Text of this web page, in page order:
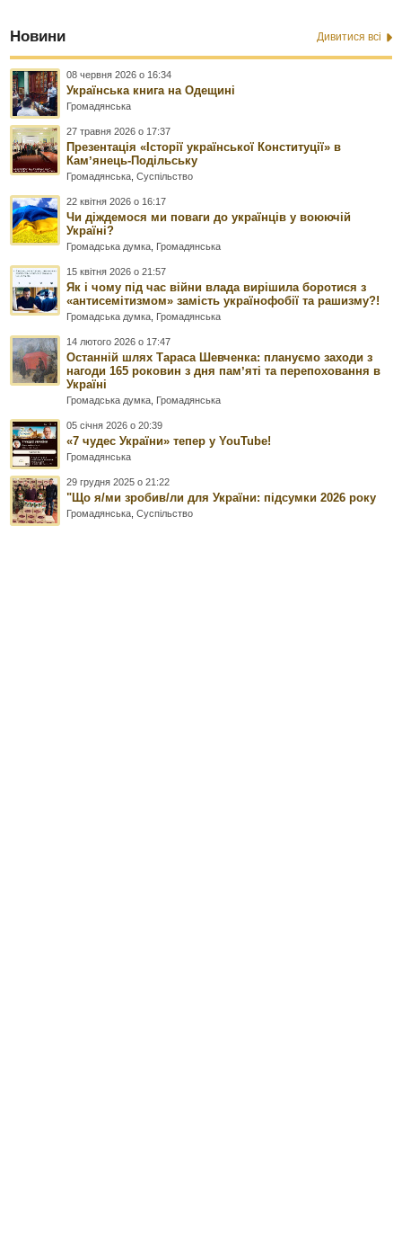
Новини Дивитися всі
08 червня 2026 о 16:34
Українська книга на Одещині
Громадянська
27 травня 2026 о 17:37
Презентація «Історії української Конституції» в
Камʼянець-Подільську
Громадянська ,Суспільство
22 квітня 2026 о 16:17
Чи діждемося ми поваги до українців у воюючій
Україні?
Громадська думка Громадянська
15 квітня 2026 о 21:57
Як і чому під час війни влада вирішила боротися з
«антисемітизмом» замість українофобії та рашизму?!
Громадська думка Громадянська
14 лютого 2026 о 17:47
Останній шлях Тараса Шевченка: плануємо заходи з
нагоди 165 роковин з дня памʼяті та перепоховання в
Україні
Громадська думка Громадянська
05 січня 2026 о 20:39
«7 чудес України» тепер у YouTube!
Громадянська
29 грудня 2025 о 21:22
"Що я/ми зробив/ли для України: підсумки 2026 року
Громадянська ,Суспільство